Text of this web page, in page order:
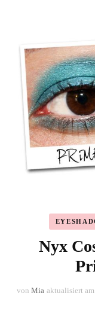
Nyx
von Mia aktualisiert am